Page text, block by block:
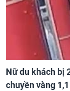
Nữ du khách bị
chuyền vàng